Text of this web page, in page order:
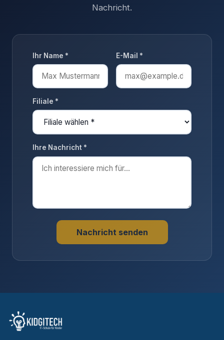
Nachricht.
Ihr Name * E-Mail *
Filiale *
Ihre Nachricht *
Nachricht senden